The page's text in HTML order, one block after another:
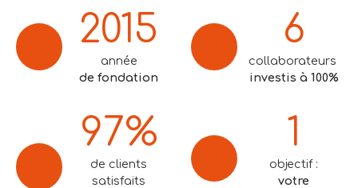
2015
année
de fondation
6
collaborateurs
investis à 100%
97%
de clients
satisfaits
1
objectif :
votre